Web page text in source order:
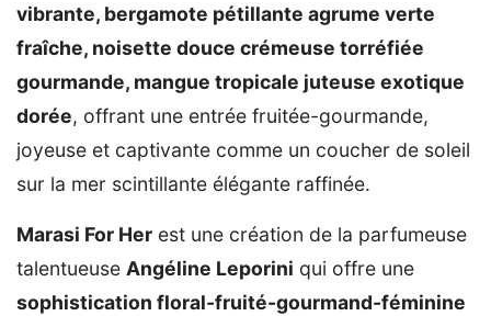
vibrante, bergamote pétillante agrume verte
fraîche, noisette douce crémeuse torréfiée
gourmande, mangue tropicale juteuse exotique
dorée, offrant une entrée fruitée-gourmande,
joyeuse et captivante comme un coucher de soleil
sur la mer scintillante élégante raffinée.
Marasi For Her est une création de la parfumeuse
talentueuse Angéline Leporini qui offre une
sophistication floral-fruité-gourmand-féminine